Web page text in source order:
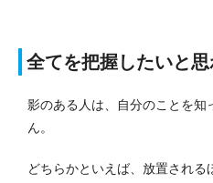
全てを把握したいと
影のある人は、自分のことを知
ん。
どちらかといえば、放置される